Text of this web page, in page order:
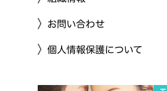
お問い合わせ
個人情報保護について